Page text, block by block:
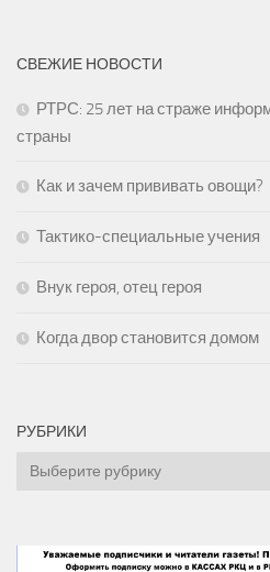
СВЕЖИЕ НОВОСТИ
РТРС: 25 лет на страже
страны
Как и зачем прививать овощи?
Тактико-специальные учения
Внук героя, отец героя
Когда двор становится домом
РУБРИКИ
Рубрики